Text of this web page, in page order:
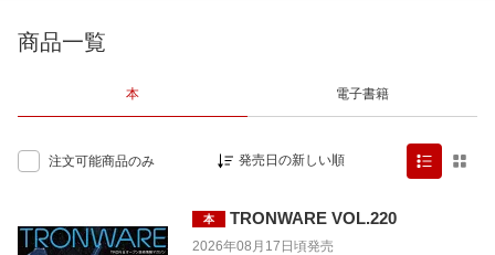
商品一覧
本 電子書籍
注文可能商品のみ 発売日の新しい順
本 TRONWARE VOL.220
2026年08月17日頃発売